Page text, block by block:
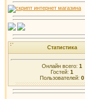
Статистика
Онлайн всего: 1
Гостей: 1
Пользователей: 0